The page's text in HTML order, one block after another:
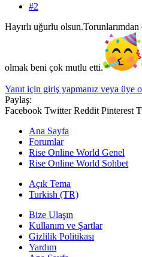
#2
Hayırlı uğurlu
olmak beni çok mutlu etti.
Yanıt için giriş yapmanız veya üye
Paylaş:
Facebook Twitter Reddit Pinterest
Ana Sayfa
Forumlar
Rise Online World Genel
Rise Online World Sohbet
Açık Tema
Turkish (TR)
Bize Ulaşın
Kullanım ve Şartlar
Gizlilik Politikası
Yardım